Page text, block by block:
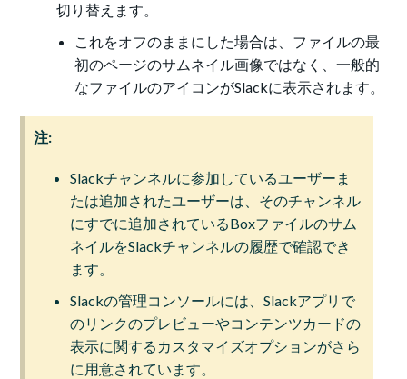
切り替えます。
これをオフのままにした場合は、ファイルの最
初のページのサムネイル画像ではなく、一般的
なファイルのアイコンがSlackに表示されます。
注:
Slackチャンネルに参加しているユーザーま
たは追加されたユーザーは、そのチャンネル
にすでに追加されているBoxファイルのサム
ネイルをSlackチャンネルの履歴で確認でき
ます。
Slackの管理コンソールには、Slackアプリで
のリンクのプレビューやコンテンツカードの
表示に関するカスタマイズオプションがさら
に用意されています。